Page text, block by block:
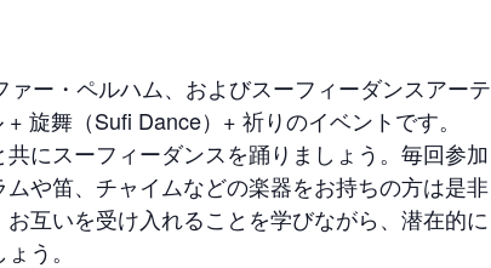
ー・ペルハム、およびスーフィーダンスアーテ
旋舞（Sufi Dance）+ 祈りのイベントです。
にスーフィーダンスを踊りましょう。毎回参加
や笛、チャイムなどの楽器をお持ちの方は是非
互いを受け入れることを学びながら、潜在的に
う。